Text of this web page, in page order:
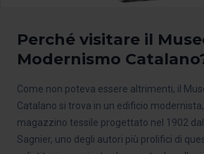
Perché visitare il
Modernismo
Come non poteva essere altrimenti, il
Catalano si trova in un edificio
magazzino tessile progettato nel 1902
Sagnier, uno degli autori più prolifici di